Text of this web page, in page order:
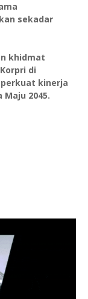
sekadar
khidmat
di
kinerja
2045.